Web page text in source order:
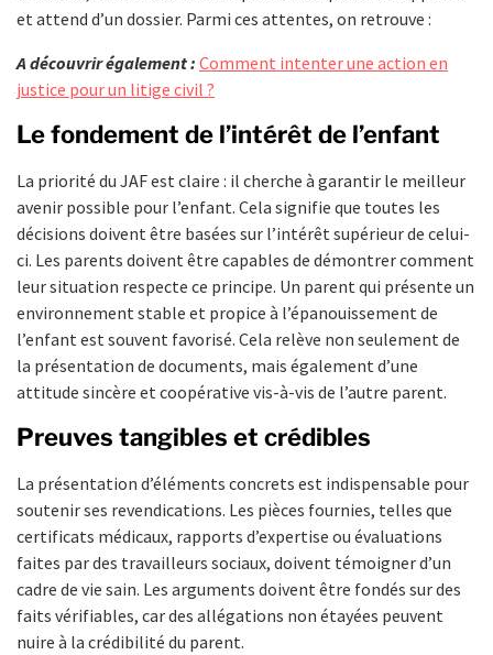
et attend d’un dossier. Parmi ces attentes, on retrouve :
A découvrir également : Comment intenter une action en
justice pour un litige civil ?
Le fondement de l’intérêt de l’enfant
La priorité du JAF est claire : il cherche à garantir le meilleur
avenir possible pour l’enfant. Cela signifie que toutes les
décisions doivent être basées sur l’intérêt supérieur de celui-
ci. Les parents doivent être capables de démontrer comment
leur situation respecte ce principe. Un parent qui présente un
environnement stable et propice à l’épanouissement de
l’enfant est souvent favorisé. Cela relève non seulement de
la présentation de documents, mais également d’une
attitude sincère et coopérative vis-à-vis de l’autre parent.
Preuves tangibles et crédibles
La présentation d’éléments concrets est indispensable pour
soutenir ses revendications. Les pièces fournies, telles que
certificats médicaux, rapports d’expertise ou évaluations
faites par des travailleurs sociaux, doivent témoigner d’un
cadre de vie sain. Les arguments doivent être fondés sur des
faits vérifiables, car des allégations non étayées peuvent
nuire à la crédibilité du parent.